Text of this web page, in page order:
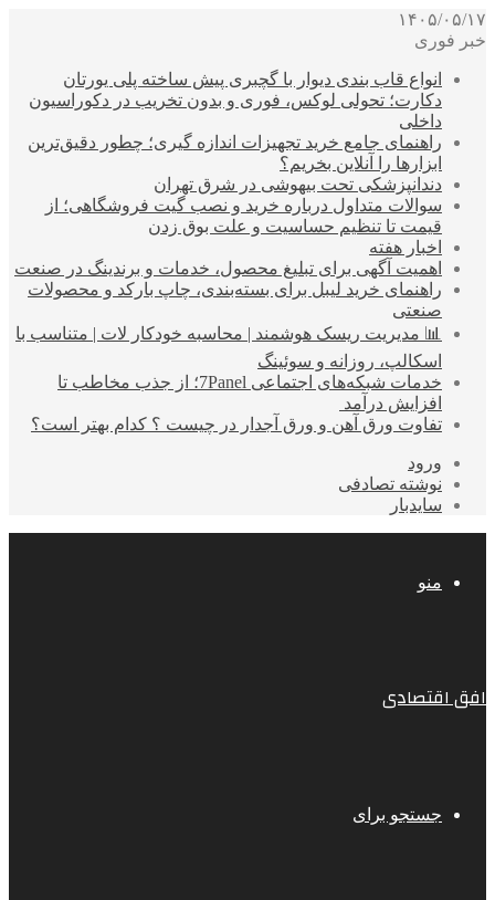
۱۴۰۵/۰۵/۱۷
خبر فوری
انواع قاب بندی دیوار با گچبری پیش ساخته پلی یورتان
دکارت؛ تحولی لوکس، فوری و بدون تخریب در دکوراسیون
داخلی
راهنمای جامع خرید تجهیزات اندازه گیری؛ چطور دقیق‌ترین
ابزارها را آنلاین بخریم؟
دندانپزشکی تحت بیهوشی در شرق تهران
سوالات متداول درباره خرید و نصب گیت فروشگاهی؛ از
قیمت تا تنظیم حساسیت و علت بوق زدن
اخبار هفته
اهمیت آگهی برای تبلیغ محصول، خدمات و برندینگ در صنعت
راهنمای خرید لیبل برای بسته‌بندی، چاپ بارکد و محصولات
صنعتی
📊 مدیریت ریسک هوشمند | محاسبه خودکار لات | متناسب با
اسکالپ، روزانه و سوئینگ
خدمات شبکه‌های اجتماعی 7Panel؛ از جذب مخاطب تا
افزایش درآمد
تفاوت ورق آهن و ورق آجدار در چیست ؟ کدام بهتر است؟
ورود
نوشته تصادفی
سایدبار
منو
افق اقتصادی
جستجو برای